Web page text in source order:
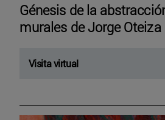
Génesis de la
murales de Jorge Oteiza
Visita virtual